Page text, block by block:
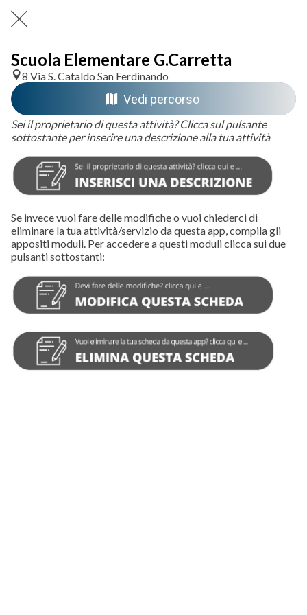
Scuola Elementare G.Carretta
8 Via S. Cataldo San Ferdinando
Vedi percorso
Sei il proprietario di questa attività? Clicca sul pulsante
sottostante per inserire una descrizione alla tua attività
Se invece vuoi fare delle modifiche o vuoi chiederci di
eliminare la tua attività/servizio da questa app, compila gli
appositi moduli. Per accedere a questi moduli clicca sui due
pulsanti sottostanti: